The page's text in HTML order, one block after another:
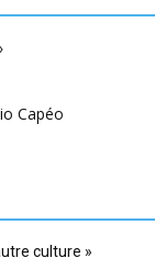
Capéo
culture »